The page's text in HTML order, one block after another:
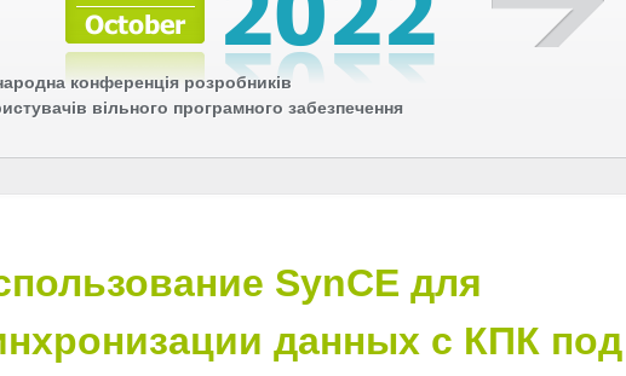
конференція розробників
вільного програмного забезпечення
SynCE для
данных с КПК под